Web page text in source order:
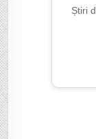
Știri